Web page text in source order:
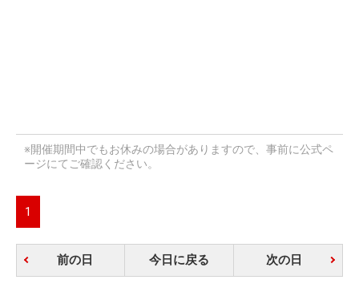
※開催期間中でもお休みの場合がありますので、事前に公式ペ
ージにてご確認ください。
1
前の日 今日に戻る 次の日